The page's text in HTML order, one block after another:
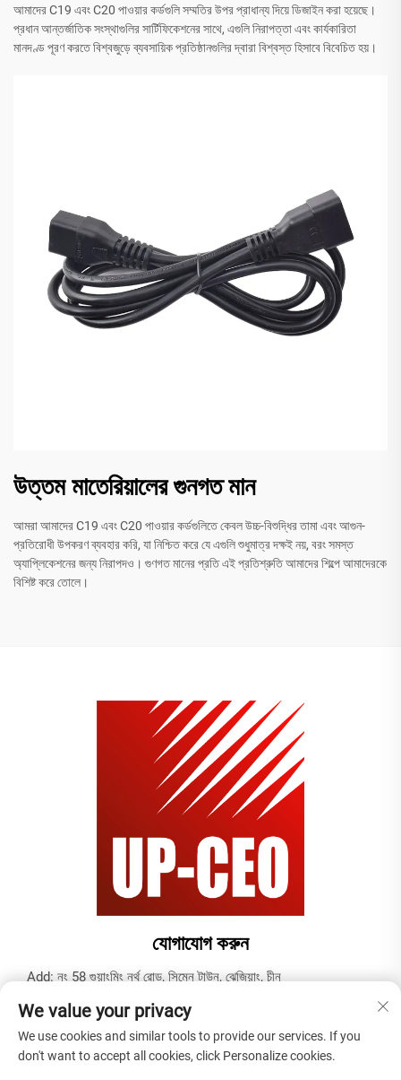
আমাদের C19 এবং C20 পাওয়ার কর্ডগুলি সম্মতির উপর প্রাধান্য দিয়ে ডিজাইন করা হয়েছে।
প্রধান আন্তর্জাতিক সংস্থাগুলির সার্টিফিকেশনের সাথে, এগুলি নিরাপত্তা এবং কার্যকারিতা
মানদণ্ড পূরণ করতে বিশ্বজুড়ে ব্যবসায়িক প্রতিষ্ঠানগুলির দ্বারা বিশ্বস্ত হিসাবে বিবেচিত হয়।
উত্তম মাতেরিয়ালের গুনগত মান
আমরা আমাদের C19 এবং C20 পাওয়ার কর্ডগুলিতে কেবল উচ্চ-বিশুদ্ধির তামা এবং আগুন-
প্রতিরোধী উপকরণ ব্যবহার করি, যা নিশ্চিত করে যে এগুলি শুধুমাত্র দক্ষই নয়, বরং সমস্ত
অ্যাপ্লিকেশনের জন্য নিরাপদও। গুণগত মানের প্রতি এই প্রতিশ্রুতি আমাদের শিল্পে আমাদেরকে
বিশিষ্ট করে তোলে।
যোগাযোগ করুন
Add: নং 58 গুয়াংমিং নর্থ রোড, সিমেন টাউন, ঝেজিয়াং, চীন
টেল: +86-19937679823
ইমেইল:[email protected]
We value your privacy
We use cookies and similar tools to provide our services. If you
don't want to accept all cookies, click Personalize cookies.